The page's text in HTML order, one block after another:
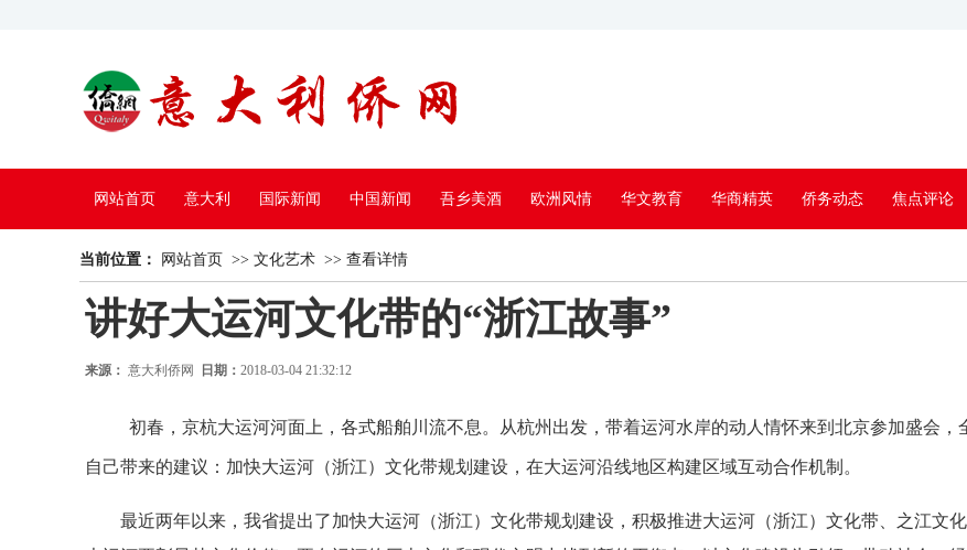
网站首页 意大利 国际新闻 中国新闻 吾乡美酒 欧洲风情 华文教育 华商精英 侨务动态 焦点评论
中国电视
当前位置： 网站首页 >> 文化艺术 >> 查看详情
讲好大运河文化带的“浙江故事”
来源： 意大利侨网 日期： 2018-03-04 21:32:12
初春，京杭大运河河面上，各式船舶川流不息。从杭州出发，带着运河水岸的动人情怀来到北京参加盛会
自己带来的建议：加快大运河（浙江）文化带规划建设，在大运河沿线地区构建区域互动合作机制。
最近两年以来，我省提出了加快大运河（浙江）文化带规划建设，积极推进大运河（浙江）文化带、之江文化